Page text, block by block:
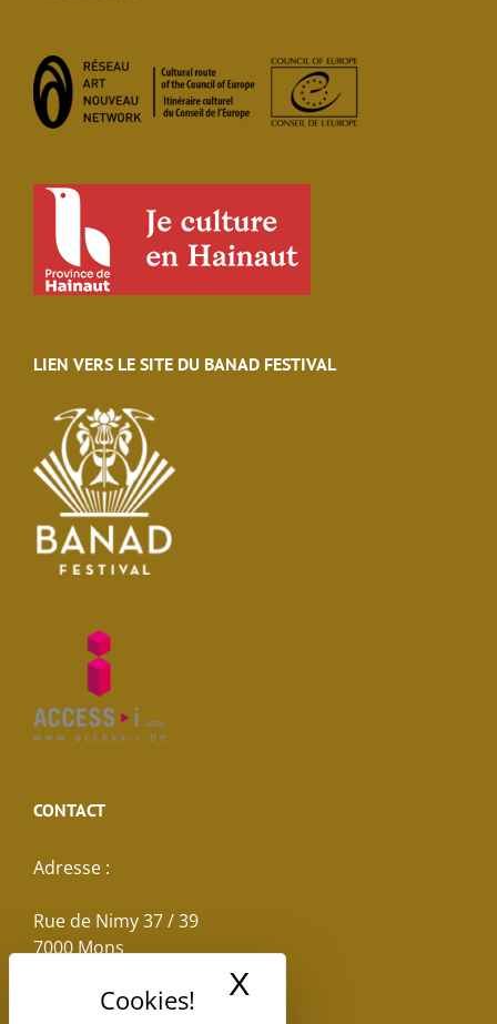
X
LIEN VERS LE SITE DU BANAD FESTIVAL
CONTACT
Adresse :
Rue de Nimy 37 / 39
7000 Mons